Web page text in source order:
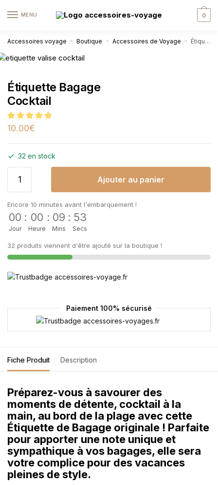
MENU 0
Accessoires voyage » Boutique » Accessoires de Voyage » Étiquette Bagage Cocktail
Étiquette Bagage
Cocktail
10.00€
32 en stock
Ajouter au panier
Encore 10 minutes avant l'embarquement !
00
Jour
: 00
Heure
: 09
Mins
: 52
Secs
32 produits viennent d'être ajouté sur la boutique !
Paiement 100% sécurisé
Fiche Produit Description
Préparez-vous à savourer des
moments de détente, cocktail à la
main, au bord de la plage avec cette
Étiquette de Bagage originale ! Parfaite
pour apporter une note unique et
sympathique à vos bagages, elle sera
votre complice pour des vacances
pleines de style.